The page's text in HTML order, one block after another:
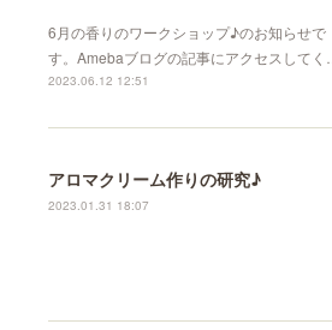
6月の香りのワークショップ♪︎のお知らせで
す。Amebaブログの記事にアクセスしてく…
2023.06.12 12:51
アロマクリーム作りの研究♪
2023.01.31 18:07